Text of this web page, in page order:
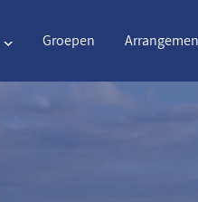
Groepen